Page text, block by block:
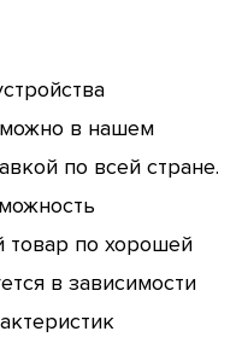
в нашем
по всей стране.
товар по хорошей
в зависимости